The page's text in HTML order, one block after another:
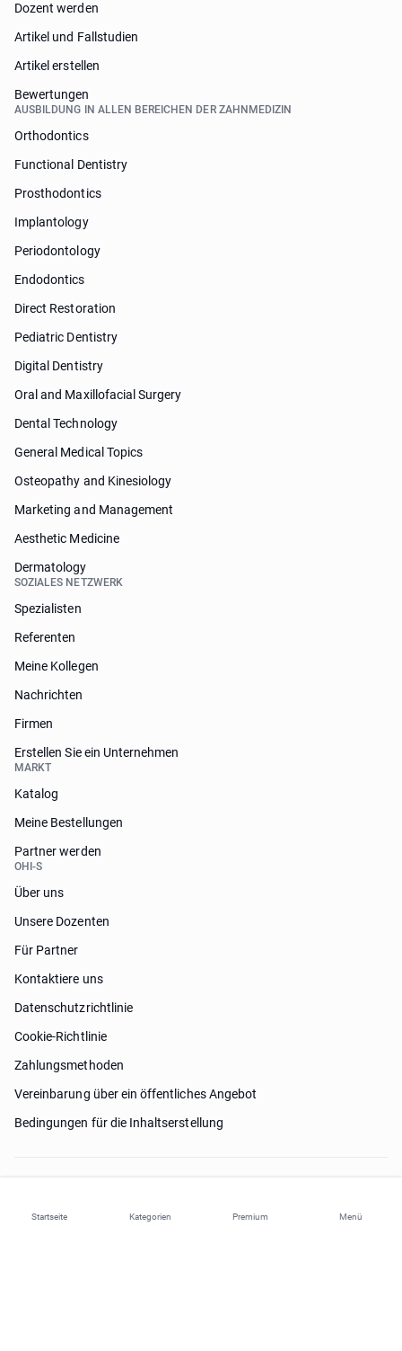
Startseite Kategorien Premium Menü
Dozent werden
Artikel und Fallstudien
Artikel erstellen
Bewertungen
AUSBILDUNG IN ALLEN BEREICHEN DER ZAHNMEDIZIN
Orthodontics
Functional Dentistry
Prosthodontics
Implantology
Periodontology
Endodontics
Direct Restoration
Pediatric Dentistry
Digital Dentistry
Oral and Maxillofacial Surgery
Dental Technology
General Medical Topics
Osteopathy and Kinesiology
Marketing and Management
Aesthetic Medicine
Dermatology
SOZIALES NETZWERK
Spezialisten
Referenten
Meine Kollegen
Nachrichten
Firmen
Erstellen Sie ein Unternehmen
MARKT
Katalog
Meine Bestellungen
Partner werden
OHI-S
Über uns
Unsere Dozenten
Für Partner
Kontaktiere uns
Datenschutzrichtlinie
Cookie-Richtlinie
Zahlungsmethoden
Vereinbarung über ein öffentliches Angebot
Bedingungen für die Inhaltserstellung
Brauche Hilfe?